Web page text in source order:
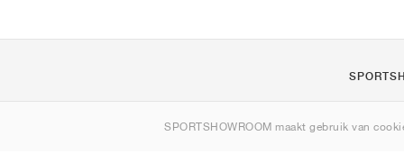
SPORTSHOWROOM maakt gebruik vanContact